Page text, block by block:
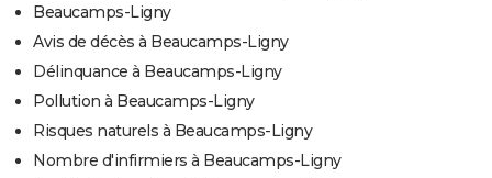
Beaucamps-Ligny
Avis de décès à Beaucamps-Ligny
Délinquance à Beaucamps-Ligny
Pollution à Beaucamps-Ligny
Risques naturels à Beaucamps-Ligny
Nombre d'infirmiers à Beaucamps-Ligny